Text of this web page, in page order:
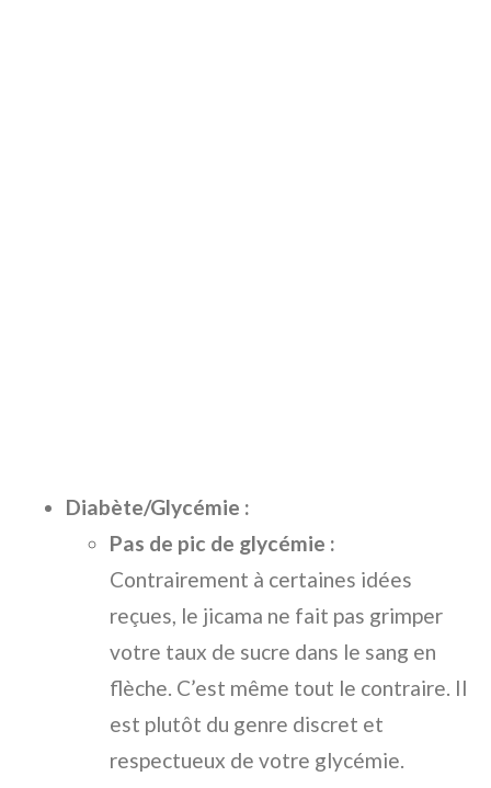
Diabète/Glycémie :
Pas de pic de glycémie :
Contrairement à certaines idées
reçues, le jicama ne fait pas grimper
votre taux de sucre dans le sang en
flèche. C’est même tout le contraire. Il
est plutôt du genre discret et
respectueux de votre glycémie.